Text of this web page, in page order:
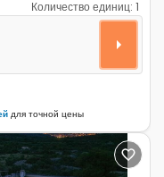
Количество единиц: 1
- Bogdanovići,
для точной цены